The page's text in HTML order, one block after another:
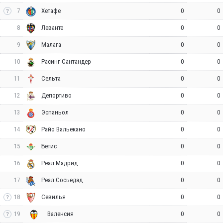
7 Хетафе 0 0
8 Леванте 0 0
9 Малага 0 0
10 Расинг Сантандер 0 0
11 Сельта 0 0
12 Депортиво 0 0
13 Эспаньол 0 0
14 Райо Вальекано 0 0
15 Бетис 0 0
16 Реал Мадрид 0 0
17 Реал Сосьедад 0 0
18 Севилья 0 0
19 Валенсия 0 0